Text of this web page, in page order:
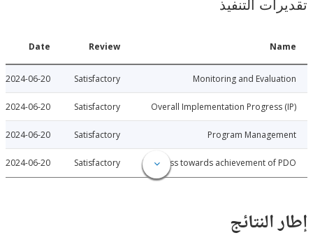
التنفيذ
Monitoring and
Satisfactory
2024-06-20
Overall Implementation
Satisfactory
2024-06-20
Program
Satisfactory
2024-06-20
Progress towards achievement of
Satisfactory
2024-06-20